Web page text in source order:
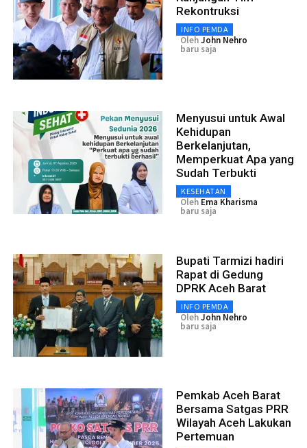
Rekontruksi
INFO PEMDA
OlehJohn Nehro
baru saja
Menyusui untuk Awal
Kehidupan
Berkelanjutan,
Memperkuat Apa yang
Sudah Terbukti
KESEHATAN
Oleh Ema Kharisma
baru saja
Bupati Tarmizi hadiri
Rapat di Gedung
DPRK Aceh Barat
INFO PEMDA
OlehJohn Nehro
baru saja
Pemkab Aceh Barat
Bersama Satgas PRR
Wilayah Aceh Lakukan
Pertemuan